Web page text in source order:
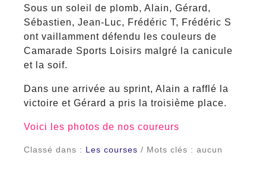
Sous un soleil de plomb, Alain, Gérard,
Sébastien, Jean-Luc, Frédéric T, Frédéric S
ont vaillamment défendu les couleurs de
Camarade Sports Loisirs malgré la canicule
et la soif.
Dans une arrivée au sprint, Alain a rafflé la
victoire et Gérard a pris la troisième place.
Voici les photos de nos coureurs
Classé dans : Les courses / Mots clés : aucun